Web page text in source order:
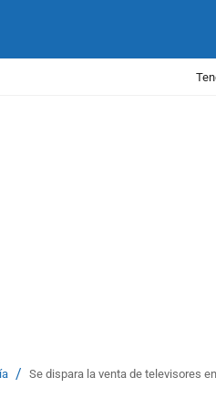
/ Se dispara la venta de televisores